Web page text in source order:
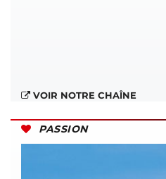
VOIR NOTRE CHAÎNE
PASSION